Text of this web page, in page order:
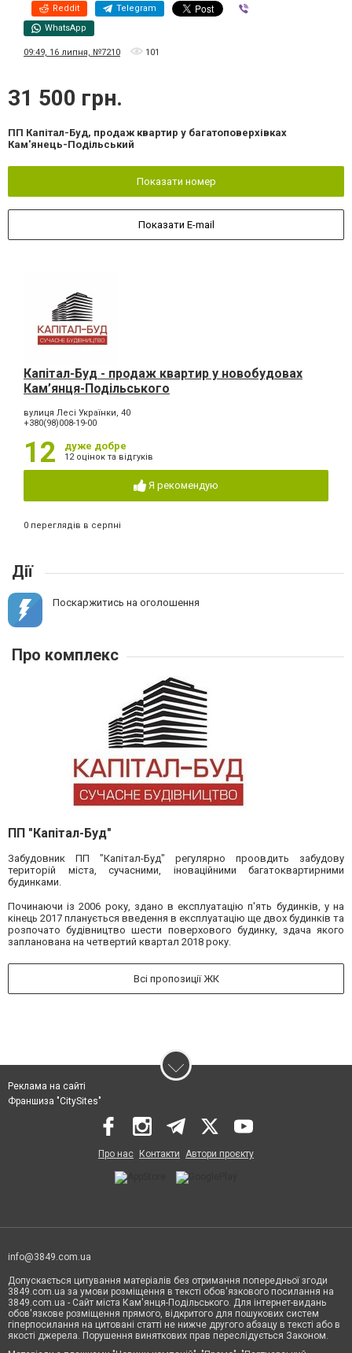
Reddit Telegram
WhatsApp
09:49, 16 липня, №7210 101
31 500 грн.
ПП Капітал-Буд, продаж квартир у багатоповерхівках
Кам'янець-Подільський
Показати номер
Показати E-mail
Капітал-Буд - продаж квартир у новобудовах
Кам’янця-Подільського
вулиця Лесі Українки, 40
+380(98)008-19-00
12 дуже добре
12 оцінок та відгуків
Я рекомендую
0 переглядів в серпні
Дії
Поскаржитись на оголошення
Про комплекс
ПП "Капітал-Буд"
Забудовник ПП "Капітал-Буд" регулярно проовдить забудову
територій міста, сучасними, іноваційними багатоквартирними
будинками.
Починаючи із 2006 року, здано в експлуатацію п'ять будинків, у на
кінець 2017 планується введення в експлуатацію ще двох будинків та
розпочато будівництво шести поверхового будинку, здача якого
запланована на четвертий квартал 2018 року.
Всі пропозиції ЖК
Реклама на сайті
Франшиза "CitySites"
Про нас Контакти Автори проєкту
info@3849.com.ua
Допускається цитування матеріалів без отримання попередньої згоди
3849.com.ua за умови розміщення в тексті обов'язкового посилання на
3849.com.ua - Сайт міста Кам'янця-Подільського. Для інтернет-видань
обов'язкове розміщення прямого, відкритого для пошукових систем
гіперпосилання на цитовані статті не нижче другого абзацу в тексті або в
якості джерела. Порушення виняткових прав переслідується Законом.